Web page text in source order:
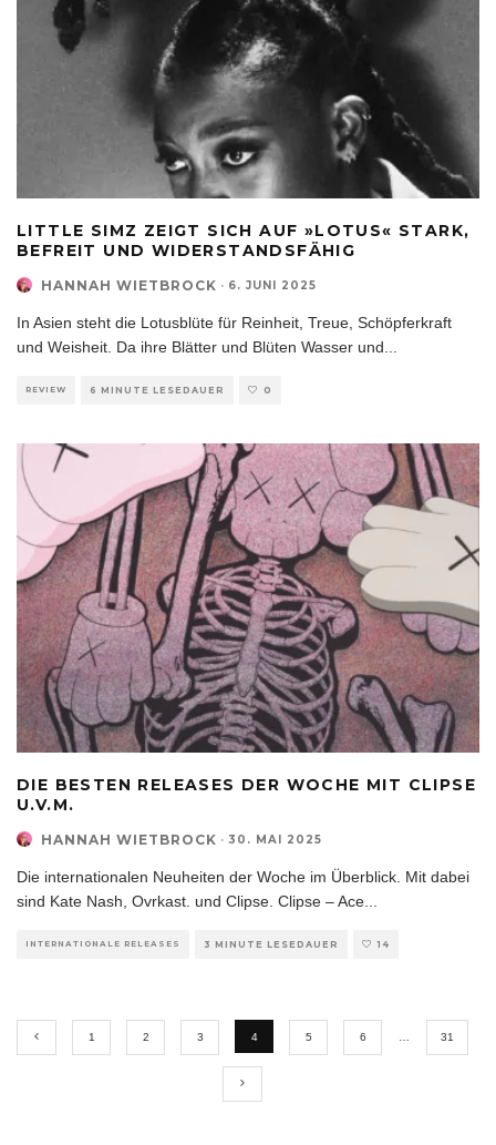
LITTLE SIMZ ZEIGT SICH AUF »LOTUS« STARK,
BEFREIT UND WIDERSTANDSFÄHIG
HANNAH WIETBROCK · 6. JUNI 2025
In Asien steht die Lotusblüte für Reinheit, Treue, Schöpferkraft
und Weisheit. Da ihre Blätter und Blüten Wasser und
REVIEW 6 MINUTE LESEDAUER 0
DIE BESTEN RELEASES DER WOCHE MIT CLIPSE
U.V.M.
HANNAH WIETBROCK · 30. MAI 2025
Die internationalen Neuheiten der Woche im Überblick. Mit dabei
sind Kate Nash, Ovrkast. und Clipse. Clipse – Ace
INTERNATIONALE RELEASES 3 MINUTE LESEDAUER 14
1 2 3 4 5 6 31